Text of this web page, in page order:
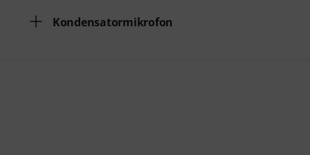
Kondensatormikrofon